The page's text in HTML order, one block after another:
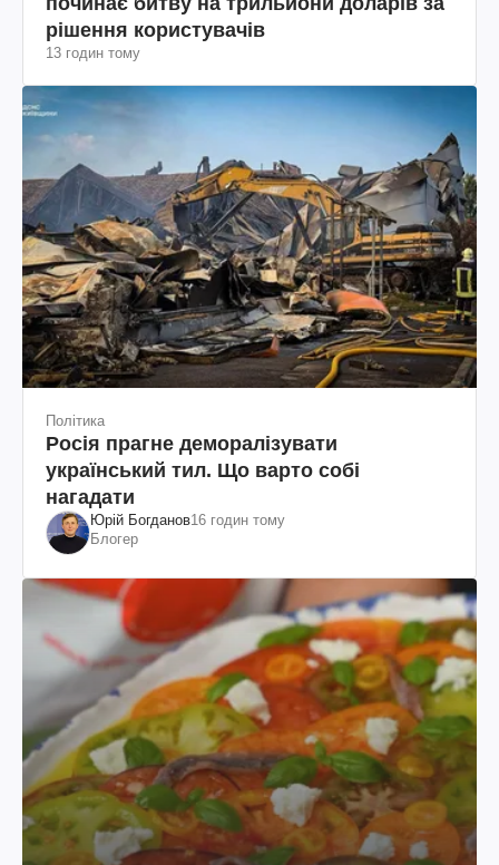
рішення користувачів
13 годин тому
Політика
Росія прагне деморалізувати
український тил. Що варто собі
нагадати
Юрій Богданов16 годин тому
Блогер